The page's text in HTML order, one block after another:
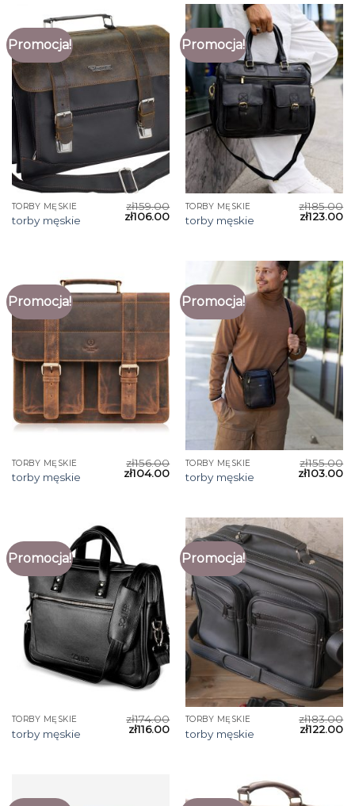
Promocja!
TORBY MĘSKIE
torby męskie
zł159.00
zł106.00
Promocja!
TORBY MĘSKIE
torby męskie
zł185.00
zł123.00
Promocja!
TORBY MĘSKIE
torby męskie
zł156.00
zł104.00
Promocja!
TORBY MĘSKIE
torby męskie
zł155.00
zł103.00
Promocja!
TORBY MĘSKIE
torby męskie
zł174.00
zł116.00
Promocja!
TORBY MĘSKIE
torby męskie
zł183.00
zł122.00